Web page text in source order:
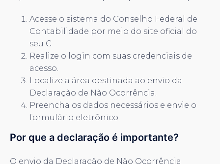
Acesse o sistema do Conselho Federal de
Contabilidade por meio do site oficial do
seu C
Realize o login com suas credenciais de
acesso.
Localize a área destinada ao envio da
Declaração de Não Ocorrência.
Preencha os dados necessários e envie o
formulário eletrônico.
Por que a declaração é importante?
O envio da Declaração de Não Ocorrência